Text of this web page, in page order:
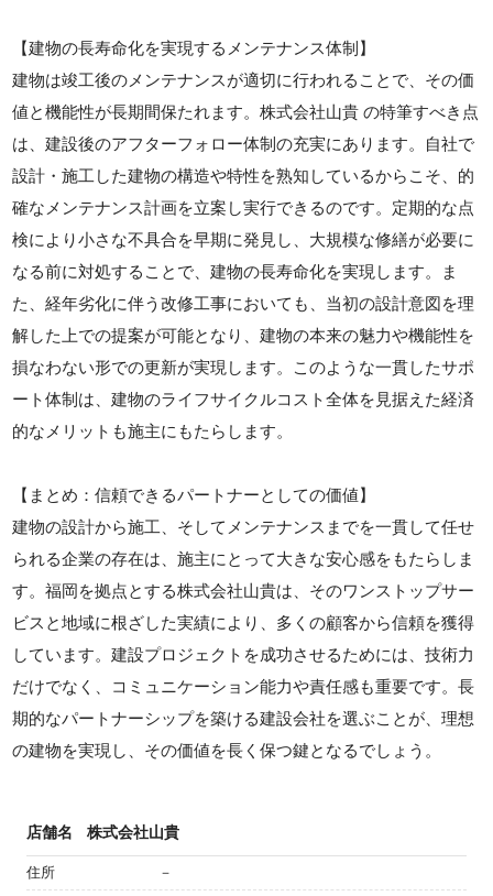
【建物の長寿命化を実現するメンテナンス体制】
建物は竣工後のメンテナンスが適切に行われることで、その価
値と機能性が長期間保たれます。株式会社山貴 の特筆すべき点
は、建設後のアフターフォロー体制の充実にあります。自社で
設計・施工した建物の構造や特性を熟知しているからこそ、的
確なメンテナンス計画を立案し実行できるのです。定期的な点
検により小さな不具合を早期に発見し、大規模な修繕が必要に
なる前に対処することで、建物の長寿命化を実現します。ま
た、経年劣化に伴う改修工事においても、当初の設計意図を理
解した上での提案が可能となり、建物の本来の魅力や機能性を
損なわない形での更新が実現します。このような一貫したサポ
ート体制は、建物のライフサイクルコスト全体を見据えた経済
的なメリットも施主にもたらします。
【まとめ：信頼できるパートナーとしての価値】
建物の設計から施工、そしてメンテナンスまでを一貫して任せ
られる企業の存在は、施主にとって大きな安心感をもたらしま
す。福岡を拠点とする株式会社山貴は、そのワンストップサー
ビスと地域に根ざした実績により、多くの顧客から信頼を獲得
しています。建設プロジェクトを成功させるためには、技術力
だけでなく、コミュニケーション能力や責任感も重要です。長
期的なパートナーシップを築ける建設会社を選ぶことが、理想
の建物を実現し、その価値を長く保つ鍵となるでしょう。
店舗名 株式会社山貴
住所 －